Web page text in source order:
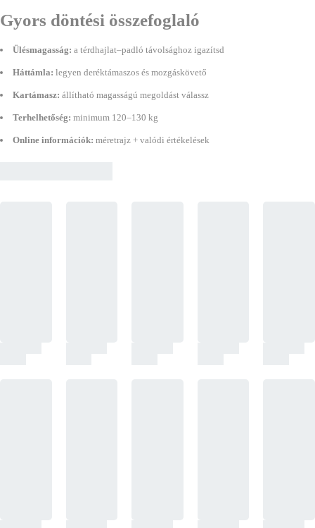
Gyors döntési összefoglaló
Ülésmagasság: a térdhajlat–padló távolsághoz igazítsd
Háttámla: legyen deréktámaszos és mozgáskövető
Kartámasz: állítható magasságú megoldást válassz
Terhelhetőség: minimum 120–130 kg
Online információk: méretrajz + valódi értékelések